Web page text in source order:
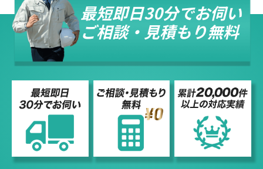
最短即日30分でお伺い
ご相談・見積もり無料